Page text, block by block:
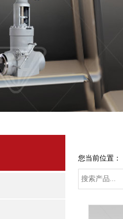
您当前位置：